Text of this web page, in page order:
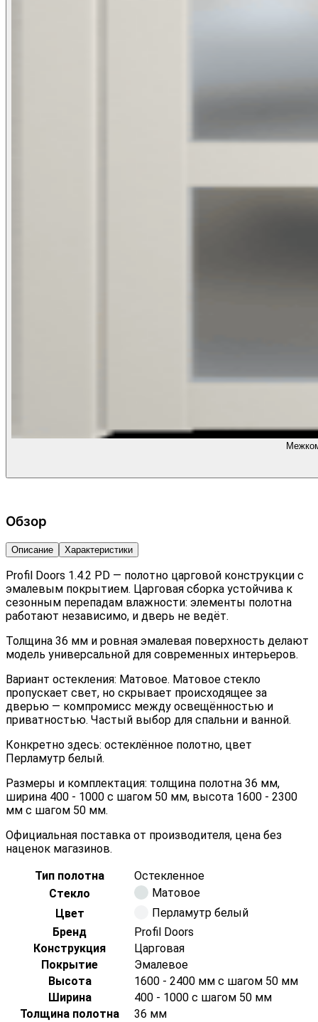
Обзор
Описание Характеристики
Profil Doors 1.4.2 PD — полотно царговой конструкции с
эмалевым покрытием. Царговая сборка устойчива к
сезонным перепадам влажности: элементы полотна
работают независимо, и дверь не ведёт.
Толщина 36 мм и ровная эмалевая поверхность делают
модель универсальной для современных интерьеров.
Вариант остекления: Матовое. Матовое стекло
пропускает свет, но скрывает происходящее за
дверью — компромисс между освещённостью и
приватностью. Частый выбор для спальни и ванной.
Конкретно здесь: остеклённое полотно, цвет
Перламутр белый.
Размеры и комплектация: толщина полотна 36 мм,
ширина 400 - 1000 с шагом 50 мм, высота 1600 - 2300
мм с шагом 50 мм.
Официальная поставка от производителя, цена без
наценок магазинов.
Тип полотна
Остекленное
Стекло
Матовое
Цвет
Перламутр белый
Бренд
Profil Doors
Конструкция
Царговая
Покрытие
Эмалевое
Высота
1600 - 2400 мм с шагом 50 мм
Ширина
400 - 1000 с шагом 50 мм
Толщина полотна
36 мм